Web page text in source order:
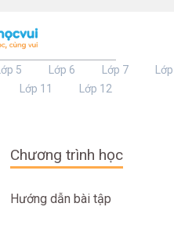
Lớp 5 Lớp 6 Lớp 7
Lớp
Lớp 11 Lớp 12
Chương trình học
Hướng dẫn bài tập